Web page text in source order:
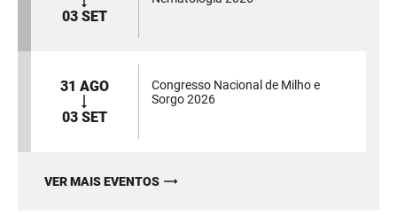
03 SET
31 AGO
03 SET
Congresso Nacional de Milho e
Sorgo 2026
VER MAIS EVENTOS